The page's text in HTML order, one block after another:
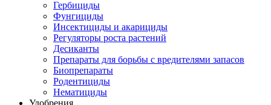
Гербициды
Фунгициды
Инсектициды и акарициды
Регуляторы роста растений
Десиканты
Препараты для борьбы с вредителями запасов
Биопрепараты
Родентициды
Нематициды
Удобрения